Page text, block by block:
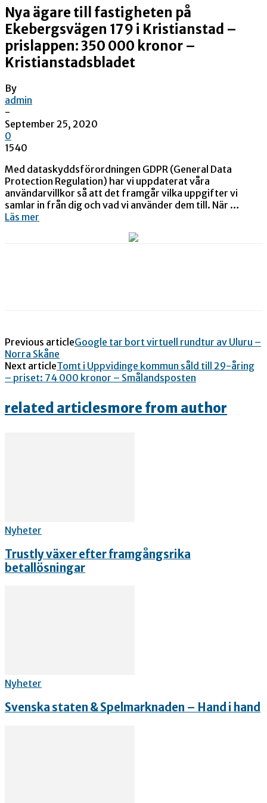
Nya ägare till fastigheten på
Ekebergsvägen 179 i Kristianstad –
prislappen: 350 000 kronor –
Kristianstadsbladet
By
admin
-
September 25, 2020
0
1540
Med dataskyddsförordningen GDPR (General Data
Protection Regulation) har vi uppdaterat våra
användarvillkor så att det framgår vilka uppgifter vi
samlar in från dig och vad vi använder dem till. När …
Läs mer
Previous articleGoogle tar bort virtuell rundtur av Uluru –
Norra Skåne
Next articleTomt i Uppvidinge kommun såld till 29-åring
– priset: 74 000 kronor – Smålandsposten
related articlesmore from author
Nyheter
Trustly växer efter framgångsrika
betallösningar
Nyheter
Svenska staten & Spelmarknaden – Hand i hand